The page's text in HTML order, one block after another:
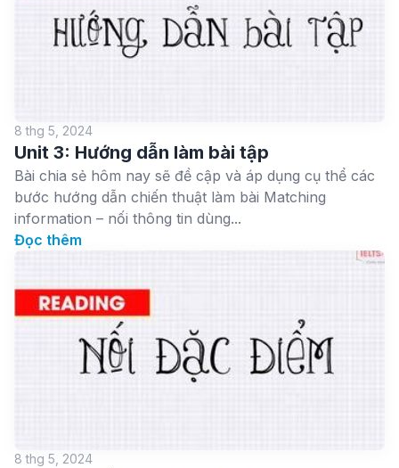
8 thg 5, 2024
Unit 3: Hướng dẫn làm bài tập
Bài chia sẻ hôm nay sẽ đề cập và áp dụng cụ thể các
bước hướng dẫn chiến thuật làm bài Matching
information – nối thông tin dùng...
Đọc thêm
8 thg 5, 2024